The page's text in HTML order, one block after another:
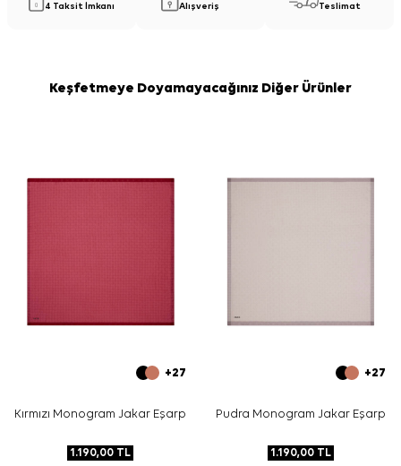
4 Taksit İmkanı
Alışveriş
Teslimat
Keşfetmeye Doyamayacağınız Diğer Ürünler
+27
Kırmızı Monogram Jakar Eşarp
1.190,00 TL
+27
Pudra Monogram Jakar Eşarp
1.190,00TL